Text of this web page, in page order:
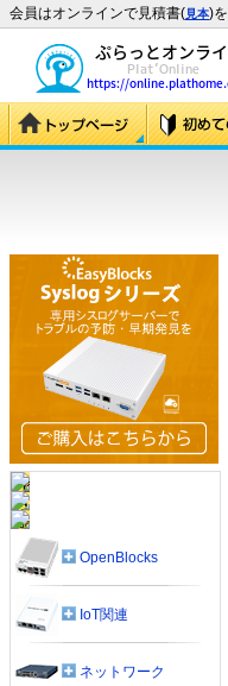
会員はオンラインで見積書(見本)を
OpenBlocks
IoT関連
ネットワーク